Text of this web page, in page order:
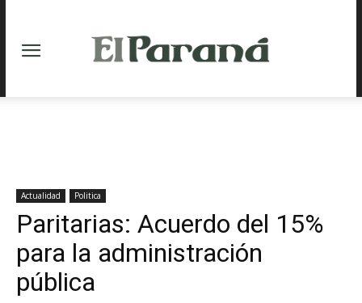
Actualidad Politica
Paritarias: Acuerdo del 15%
para la administración
pública